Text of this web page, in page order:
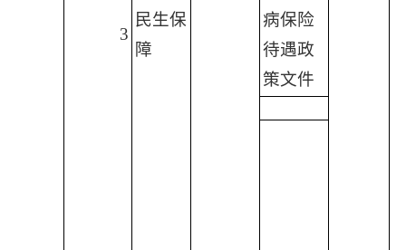
3
民生保
障
病保险
待遇政
策文件